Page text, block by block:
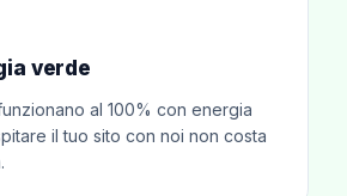
verde
al 100% con energia
il tuo sito con noi non costa